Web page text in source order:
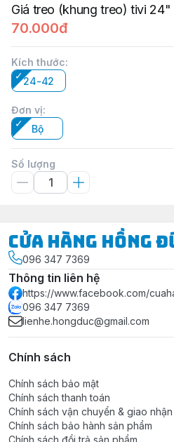
Giá treo (khung treo) tivi
70.000đ
Kích thước:
24-42
Đơn vị:
Bộ
Số lượng
Cửa Hàng Hồng
096 347 7369
Thông tin liên hệ
https://www.facebook.com/
096 347 7369
lienhe.hongduc@gmail.com
Chính sách
Chính sách bảo mật
Chính sách thanh toán
Chính sách vận chuyển & giao nhận
Chính sách bảo hành sản phẩm
Chính sách đổi trả sản phẩm